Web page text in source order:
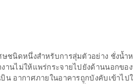
ชนิดหนึ่งสำหรับการสุ่มตัวอย่าง ชั่งน้ำ
านไม่ให้แพร่กระจายไปยังด้านนอกขอ
อากาศภายในอาคารถูกบังคับเข้าไ